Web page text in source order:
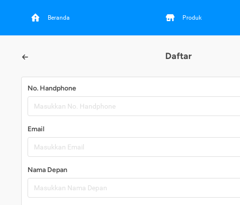
Beranda Produk
Daftar
No. Handphone
Email
Nama Depan